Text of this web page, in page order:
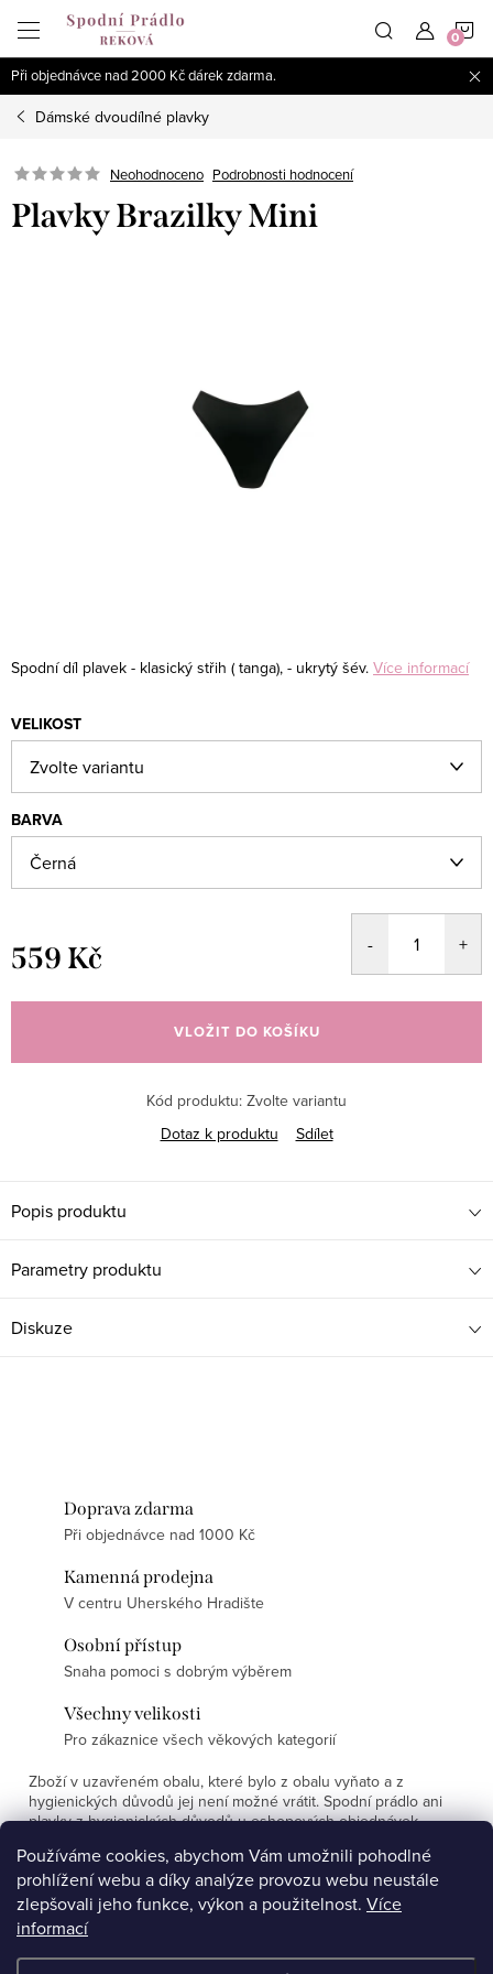
Používáme cookies, abychom Vám umožnili pohodlné
prohlížení webu a díky analýze provozu webu neustále
zlepšovali jeho funkce, výkon a použitelnost. Více
informací
obsah
Při objednávce nad 2000 Kč dárek zdarma.
Dámské dvoudílné plavky
Neohodnoceno Podrobnosti hodnocení
Plavky Brazilky Mini
Spodní díl plavek - klasický střih ( tanga), - ukrytý šév. Více informací
VELIKOST
BARVA
559 Kč
cena:
VLOŽIT DO KOŠÍKU
Kód produktu: Zvolte variantu
Dotaz k produktu
Sdílet
Popis produktu
Parametry produktu
Diskuze
Doprava zdarma
Při objednávce nad 1000 Kč
Kamenná prodejna
V centru Uherského Hradište
Osobní přístup
Snaha pomoci s dobrým výběrem
Všechny velikosti
Pro zákaznice všech věkových kategorií
Zboží v uzavřeném obalu, které bylo z obalu vyňato a z
hygienických důvodů jej není možné vrátit. Spodní prádlo ani
plavky z hygienických důvodů u eshopových objednávek
Z
Affiliate program